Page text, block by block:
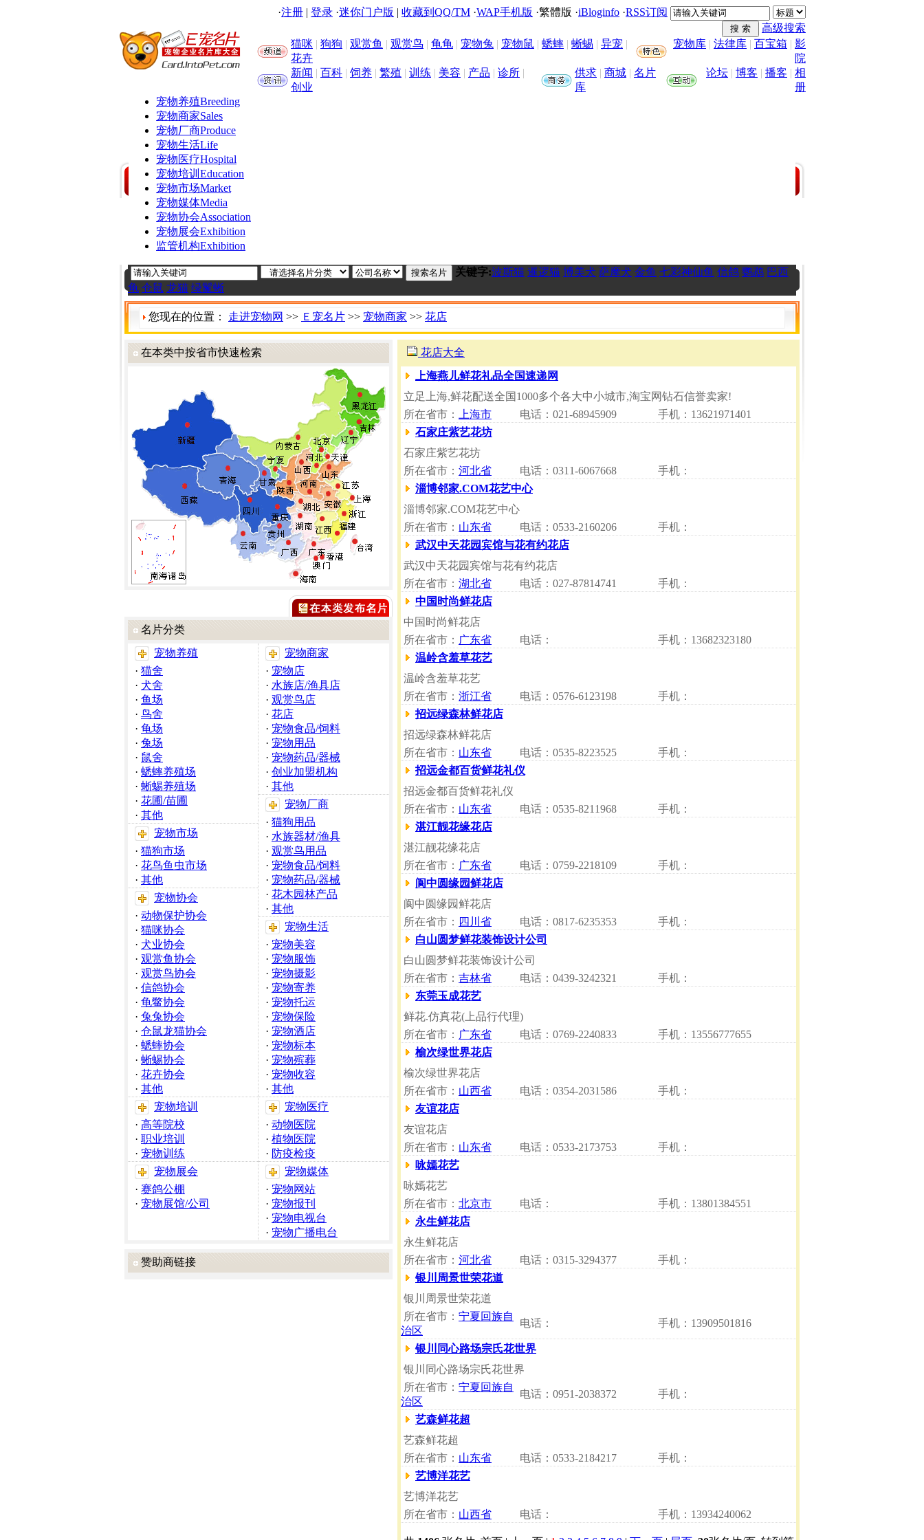
·注册 | 登录 ·迷你门户版 | 收藏到QQ/TM ·WAP手机版 ·繁體版 ·iBloginfo ·RSS订阅
高级搜索
猫咪 | 狗狗 | 观赏鱼 | 观赏鸟 | 龟龟 | 宠物兔 | 宠物鼠 | 蟋蟀 | 蜥蜴 | 异宠 |
花卉
宠物库 | 法律库 | 百宝箱 | 影
院
新闻 | 百科 | 饲养 | 繁殖 | 训练 | 美容 | 产品 | 诊所 |
创业
供求 | 商城 | 名片
库
论坛 | 博客 | 播客 | 相
册
宠物养殖Breeding
宠物商家Sales
宠物厂商Produce
宠物生活Life
宠物医疗Hospital
宠物培训 Education
宠物市场Market
宠物媒体Media
宠物协会Association
宠物展会Exhibition
监管机构Exhibition
关键字:波斯猫 暹逻猫 博美犬 萨摩犬 金鱼 七彩神仙鱼 信鸽 鹦鹉 巴西
龟 仓鼠 龙猫 绿鬣蜥
您现在的位置： 走进宠物网 >> Ｅ宠名片 >> 宠物商家 >> 花店
在本类中按省市快速检索
名片分类
宠物养殖
· 猫舍
· 犬舍
· 鱼场
· 鸟舍
· 龟场
· 兔场
· 鼠舍
· 蟋蟀养殖场
· 蜥蜴养殖场
· 花圃/苗圃
· 其他
宠物市场
· 猫狗市场
· 花鸟鱼虫市场
· 其他
宠物协会
· 动物保护协会
· 猫咪协会
· 犬业协会
· 观赏鱼协会
· 观赏鸟协会
· 信鸽协会
· 龟鳖协会
· 兔兔协会
· 仓鼠龙猫协会
· 蟋蟀协会
· 蜥蜴协会
· 花卉协会
· 其他
宠物培训
· 高等院校
· 职业培训
· 宠物训练
宠物展会
· 赛鸽公棚
· 宠物展馆/公司
宠物商家
· 宠物店
· 水族店/渔具店
· 观赏鸟店
· 花店
· 宠物食品/饲料
· 宠物用品
· 宠物药品/器械
· 创业加盟机构
· 其他
宠物厂商
· 猫狗用品
· 水族器材/渔具
· 观赏鸟用品
· 宠物食品/饲料
· 宠物药品/器械
· 花木园林产品
· 其他
宠物生活
· 宠物美容
· 宠物服饰
· 宠物摄影
· 宠物寄养
· 宠物托运
· 宠物保险
· 宠物酒店
· 宠物标本
· 宠物殡葬
· 宠物收容
· 其他
宠物医疗
· 动物医院
· 植物医院
· 防疫检疫
宠物媒体
· 宠物网站
· 宠物报刊
· 宠物电视台
· 宠物广播电台
赞助商链接
花店大全
上海燕儿鲜花礼品全国速递网
立足上海,鲜花配送全国1000多个各大中小城市,淘宝网钻石信誉卖家!
所在省市：
上海市 电话：021-68945909
手机：13621971401
石家庄紫艺花坊
石家庄紫艺花坊
所在省市： 河北省 电话：0311-6067668
手机：
淄博邻家.COM花艺中心
淄博邻家.COM花艺中心
所在省市： 山东省 电话：0533-2160206
手机：
武汉中天花园宾馆与花有约花店
武汉中天花园宾馆与花有约花店
所在省市： 湖北省 电话：027-87814741
手机：
中国时尚鲜花店
中国时尚鲜花店
所在省市： 广东省 电话：
手机：13682323180
温岭含羞草花艺
温岭含羞草花艺
所在省市： 浙江省 电话：0576-6123198
手机：
招远绿森林鲜花店
招远绿森林鲜花店
所在省市： 山东省 电话：0535-8223525
手机：
招远金都百货鲜花礼仪
招远金都百货鲜花礼仪
所在省市： 山东省 电话：0535-8211968
手机：
湛江靓花缘花店
湛江靓花缘花店
所在省市： 广东省 电话：0759-2218109
手机：
阆中圆缘园鲜花店
阆中圆缘园鲜花店
所在省市： 四川省 电话：0817-6235353
手机：
白山圆梦鲜花装饰设计公司
白山圆梦鲜花装饰设计公司
所在省市： 吉林省 电话：0439-3242321
手机：
东莞玉成花艺
鲜花.仿真花(上品行代理)
所在省市： 广东省 电话：0769-2240833
手机：13556777655
榆次绿世界花店
榆次绿世界花店
所在省市： 山西省 电话：0354-2031586
手机：
友谊花店
友谊花店
所在省市： 山东省 电话：0533-2173753
手机：
咏嫣花艺
咏嫣花艺
所在省市： 北京市 电话：
手机：13801384551
永生鲜花店
永生鲜花店
所在省市： 河北省 电话：0315-3294377
手机：
银川周景世荣花道
银川周景世荣花道
所在省市： 宁夏回族自
治区
电话： 手机：13909501816
银川同心路场宗氏花世界
银川同心路场宗氏花世界
所在省市： 宁夏回族自
治区
电话：0951-2038372 手机：
艺森鲜花超
艺森鲜花超
所在省市： 山东省 电话：0533-2184217
手机：
艺博洋花艺
艺博洋花艺
所在省市： 山西省 电话： 手机：13934240062